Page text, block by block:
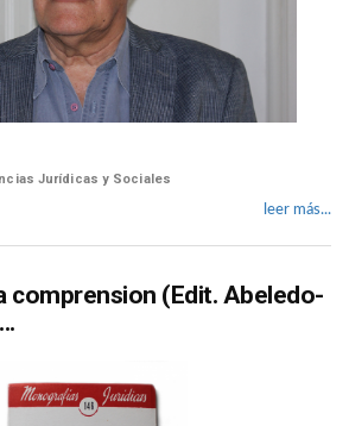
Jurídicas y Sociales
leer más...
comprension (Edit. Abeledo-